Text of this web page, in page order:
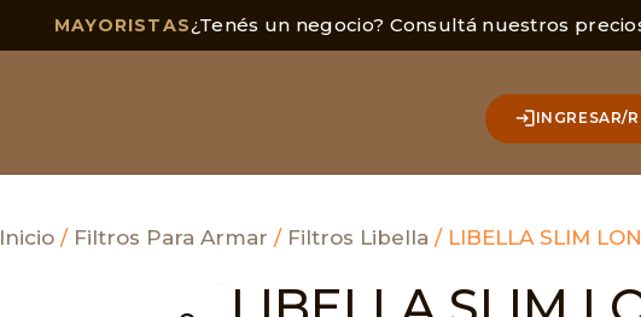
MAYORISTAS¿Tenés un negocio? Consultá nuestros
INGRESAR/
Inicio / Filtros Para Armar / Filtros Libella / LIBELLA SLIM